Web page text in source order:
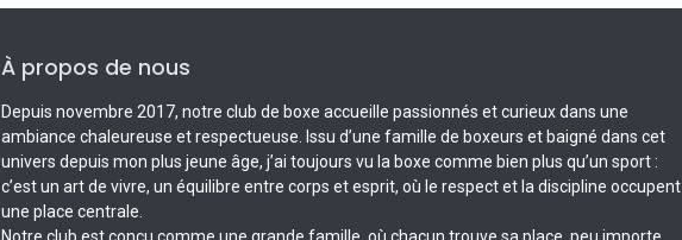
À propos de nous
Depuis novembre 2017, notre club de boxe accueille passionnés et curieux dans une
ambiance chaleureuse et respectueuse. Issu d’une famille de boxeurs et baigné dans cet
univers depuis mon plus jeune âge, j’ai toujours vu la boxe comme bien plus qu’un sport :
c’est un art de vivre, un équilibre entre corps et esprit, où le respect et la discipline occupent
une place centrale.
Notre club est conçu comme une grande famille, où chacun trouve sa place, peu importe